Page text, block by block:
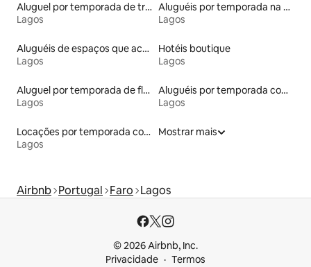
Aluguel por temporada de trailers
Lagos
Aluguéis por temporada na orla
Lagos
Aluguéis de espaços que aceitam animais de estimação
Lagos
Hotéis boutique
Lagos
Aluguel por temporada de flats
Lagos
Aluguéis por temporada com banheira de hidromassagem
Lagos
Locações por temporada com piscina
Lagos
Mostrar mais
Airbnb Portugal Faro Lagos
© 2026 Airbnb, Inc.
Privacidade
Termos